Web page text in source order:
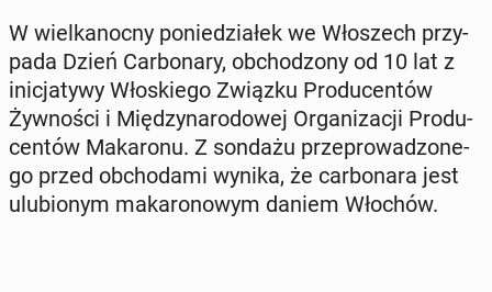
W wiel­ka­noc­ny po­nie­dzia­łek we Wło­szech przy­
pa­da Dzień Car­bo­na­ry, ob­cho­dzo­ny od 10 lat z
ini­cja­ty­wy Wło­skie­go Związku Pro­du­cen­tów
Żyw­no­ści i Mię­dzy­na­ro­do­wej Or­ga­ni­za­cji Pro­du­
cen­tów Ma­ka­ro­nu. Z sondażu prze­pro­wa­dzo­ne­
go przed ob­cho­da­mi wynika, że car­bo­na­ra jest
ulu­bio­nym ma­ka­ro­no­wym daniem Włochów.